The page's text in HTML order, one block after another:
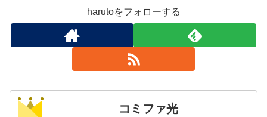
harutoをフォローする
コミファ光